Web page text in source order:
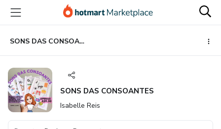
para
conteúdo
principal
para
pagamento
para
rodapé
SONS DAS CONSOANTES
SONS DAS CONSOANTES
Isabelle Reis